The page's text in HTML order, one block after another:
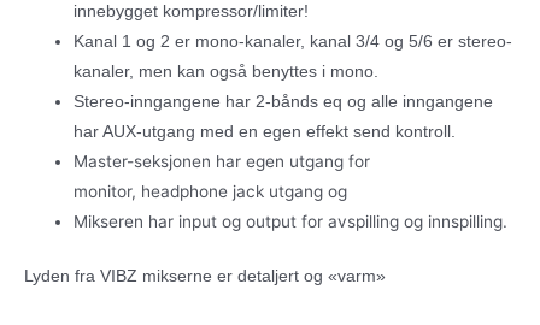
innebygget kompressor/limiter!
Kanal 1 og 2 er mono-kanaler, kanal 3/4 og 5/6 er stereo-
kanaler, men kan også benyttes i mono.
Stereo-inngangene har 2-bånds eq og alle inngangene
har AUX-utgang med en egen effekt send kontroll.
Master-seksjonen har egen utgang for
monitor, headphone jack utgang og
Mikseren har input og output for avspilling og innspilling.
Lyden fra VIBZ mikserne er detaljert og «varm»